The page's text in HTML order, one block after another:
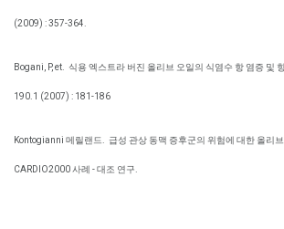
(2009) : 357-364.
Bogani, P, et. 식용 엑스트라 버진 올리브 오일의 식염수 항 염증 및
190.1 (2007) : 181-186
Kontogianni 메릴랜드. 급성 관상 동맥 증후군의 위험에 대한 올리
CARDIO2000 사례 - 대조 연구.